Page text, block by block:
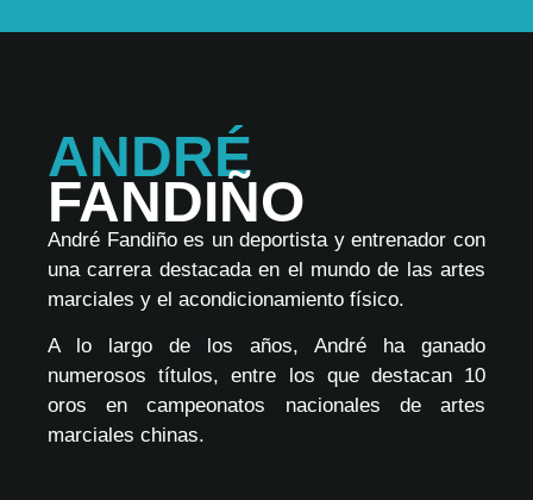
ANDRÉ
FANDIÑO
André Fandiño es un deportista y entrenador con
una carrera destacada en el mundo de las artes
marciales y el acondicionamiento físico.
A lo largo de los años, André ha ganado
numerosos títulos, entre los que destacan 10
oros en campeonatos nacionales de artes
marciales chinas.